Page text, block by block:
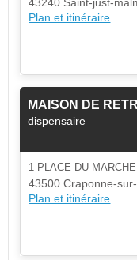
Plan et itinéraire
MAISON DE
dispensaire
1 PLACE DU
43500 Craponne-
Plan et itinéraire